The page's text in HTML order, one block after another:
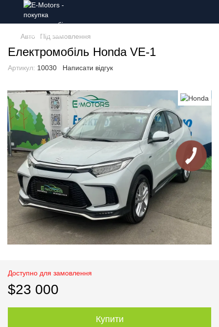
Авто Під замовлення
Електромобіль Honda VE-1
Артикул: 10030 Написати відгук
Доступно для замовлення
$23 000
Купити